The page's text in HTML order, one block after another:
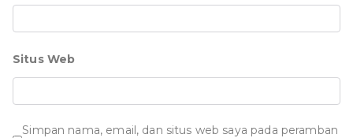
Situs Web
Simpan nama, email, dan situs web saya pada peramban